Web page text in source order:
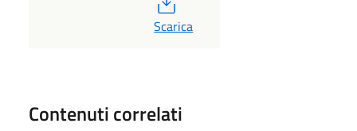
PDF
Scarica
Contenuti correlati